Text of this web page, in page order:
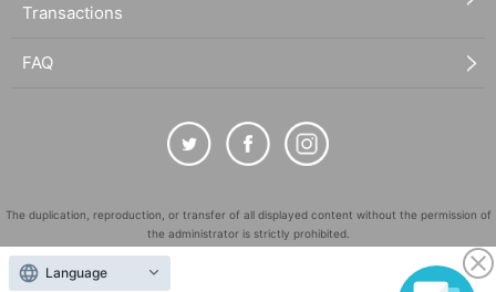
Transactions
FAQ
The duplication, reproduction, or transfer of all displayed content without the permission of
the administrator is strictly prohibited.
"LivePocket" is a registered trademark of LivePocket Inc. (Registration No. 5600161).
Language